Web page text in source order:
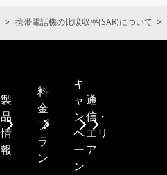
携帯電話機の比吸収率(SAR)について
製
品
情
報
料
金
プ
ラ
ン
キ
ャ
ン
ペ
ー
ン
通
信・
エリ
ア